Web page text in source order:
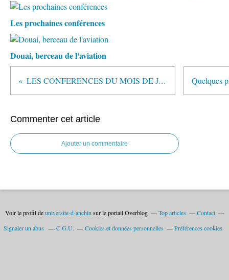
Les prochaines conférences
Douai, berceau de l'aviation
LES CONFERENCES DU MOIS DE JANVIER 2013
Commenter cet article
Ajouter un commentaire
Voir le profil deuniversite-d-anchin sur le portail Overblog Top articles
Contact
Signaler un abus
C.G.U. Cookies et données personnelles Préférences cookies